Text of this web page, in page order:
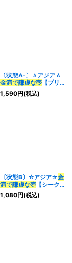
〔状態A-〕☆アジア☆
金満で謙虚な壺【プリズ
マティックシークレッ
ト】{アジアBLVO-
1,590円(税込)
〔状態B〕☆アジア☆金
満で謙虚な壺【シークレ
ット】{アジアBLVO-
JP065}《魔法》
1,080円(税込)